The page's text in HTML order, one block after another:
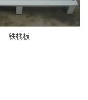
铁栈板